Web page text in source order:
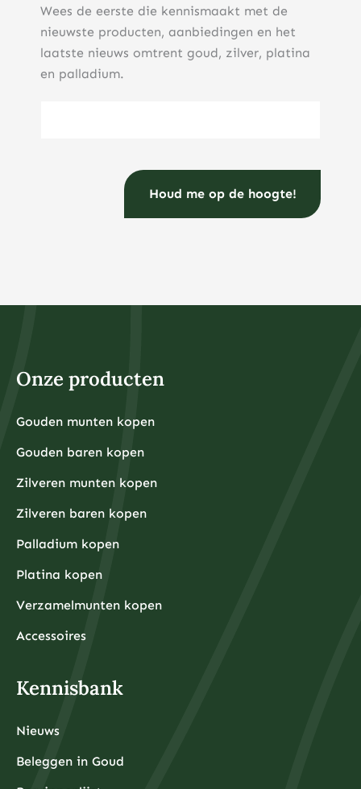
Wees de eerste die kennismaakt met de
nieuwste producten, aanbiedingen en het
laatste nieuws omtrent goud, zilver, platina
en palladium.
Onze producten
Gouden munten kopen
Gouden baren kopen
Zilveren munten kopen
Zilveren baren kopen
Palladium kopen
Platina kopen
Verzamelmunten kopen
Accessoires
Kennisbank
Nieuws
Beleggen in Goud